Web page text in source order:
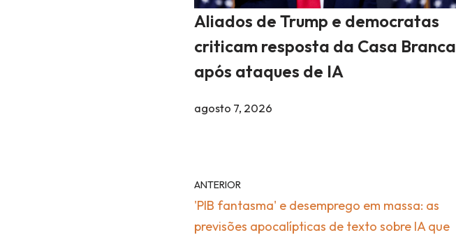
Aliados de Trump e democratas
criticam resposta da Casa Branca
após ataques de IA
agosto 7, 2026
ANTERIOR
'PIB fantasma' e desemprego em massa: as
previsões apocalípticas de texto sobre IA que